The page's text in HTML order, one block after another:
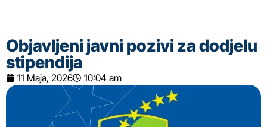
Objavljeni javni pozivi za dodjelu
stipendija
11 Maja, 2026 10:04 am